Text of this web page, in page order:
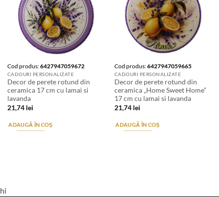
Cod produs:6427947059672
CADOURI PERSONALIZATE
Decor de perete rotund din
ceramica 17 cm cu lamai si
lavanda
21,74 lei
ADAUGĂ ÎN COȘ
Cod produs:6427947059665
CADOURI PERSONALIZATE
Decor de perete rotund din
ceramica „Home Sweet Home”
17 cm cu lamai si lavanda
21,74 lei
ADAUGĂ ÎN COȘ
hi